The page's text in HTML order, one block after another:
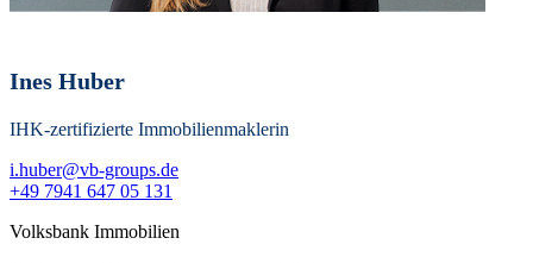
Ines Huber
IHK-zertifizierte Immobilienmaklerin
i.huber@vb-groups.de
+49 7941 647 05 131
Volksbank Immobilien